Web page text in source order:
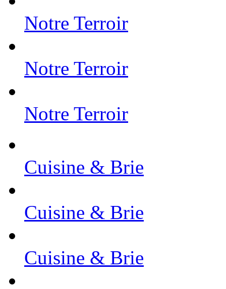
Notre Terroir
Notre Terroir
Notre Terroir
Cuisine & Brie
Cuisine & Brie
Cuisine & Brie